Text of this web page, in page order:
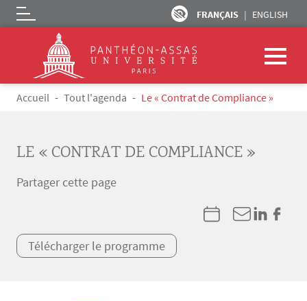
Aller au contenu principal
FRANÇAIS ENGLISH
Logo
Fil d'Ariane
Accueil Tout l'agenda Le « Contrat de Compliance »
LE « CONTRAT DE COMPLIANCE »
Partager cette page
Télécharger le programme